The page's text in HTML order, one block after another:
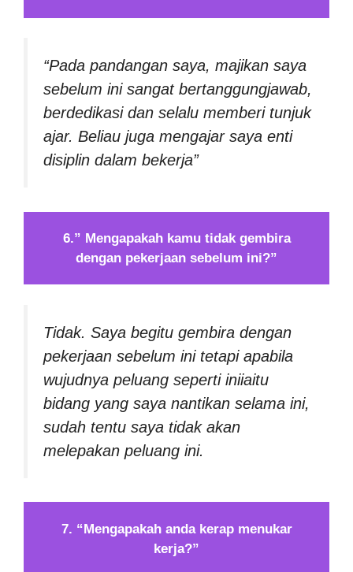
“Pada pandangan saya, majikan saya
sebelum ini sangat bertanggungjawab,
berdedikasi dan selalu memberi tunjuk
ajar. Beliau juga mengajar saya enti
disiplin dalam bekerja”
6.” Mengapakah kamu tidak gembira
dengan pekerjaan sebelum ini?”
Tidak. Saya begitu gembira dengan
pekerjaan sebelum ini tetapi apabila
wujudnya peluang seperti iniiaitu
bidang yang saya nantikan selama ini,
sudah tentu saya tidak akan
melepakan peluang ini.
7. “Mengapakah anda kerap menukar
kerja?”